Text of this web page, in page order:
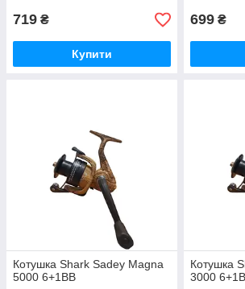
719 ₴
Купити
699 ₴
Котушка Shark Sadey Magna
5000 6+1ВВ
Котушка
3000